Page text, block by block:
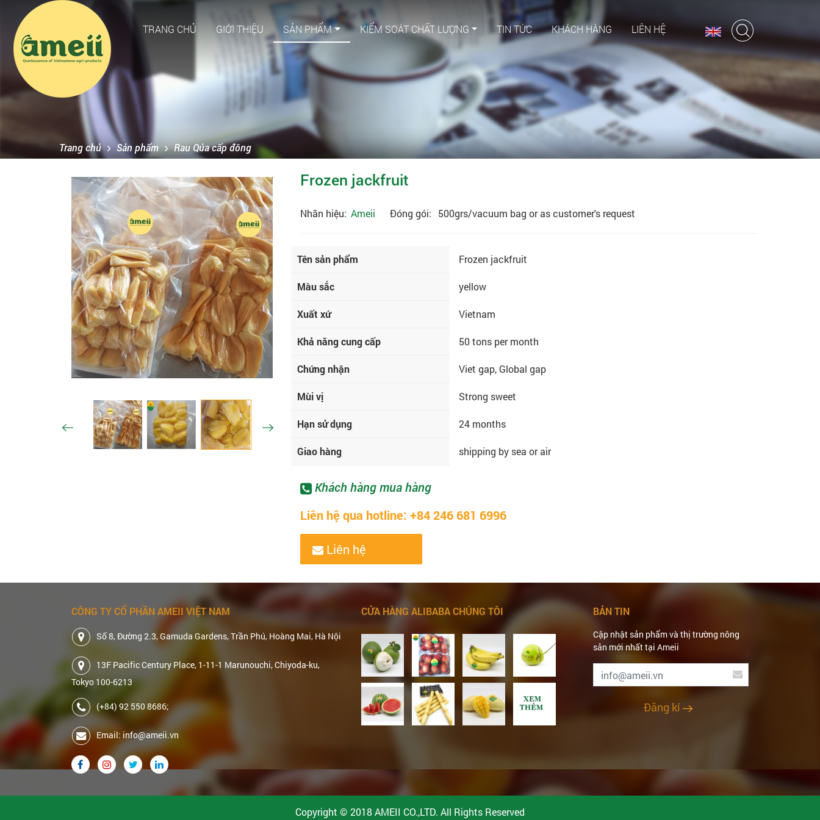
TRANG CHỦ GIỚI THIỆU SẢN PHẨM KIỂM SOÁT CHẤT LƯỢNG TIN TỨC KHÁCH HÀNG LIÊN HỆ
Trang chủ Sản phẩm Rau Qủa cấp đông
Frozen jackfruit
Nhãn hiệu: Ameii Đóng gói: 500grs/vacuum bag or as customer's request
Tên sản phẩm Frozen jackfruit
Màu sắc yellow
Xuất xứ Vietnam
Khả năng cung cấp 50 tons per month
Chứng nhận Viet gap, Global gap
Mùi vị Strong sweet
Hạn sử dụng 24 months
Giao hàng shipping by sea or air
Khách hàng mua hàng
Liên hệ qua hotline: +84 246 681 6996
Liên hệ
CÔNG TY CỔ PHẦN AMEII VIỆT NAM
Số 8, Đường 2.3, Gamuda Gardens, Trần Phú, Hoàng Mai, Hà Nội
13F Pacific Century Place, 1-11-1 Marunouchi, Chiyoda-ku,
Tokyo 100-6213
(+84) 92 550 8686;
Email: info@ameii.vn
CỬA HÀNG ALIBABA CHÚNG TÔI BẢN TIN
Cập nhật sản phẩm và thị trường nông
sản mới nhất tại Ameii
Đăng kí
Copyright © 2018 AMEII CO.,LTD. All Rights Reserved